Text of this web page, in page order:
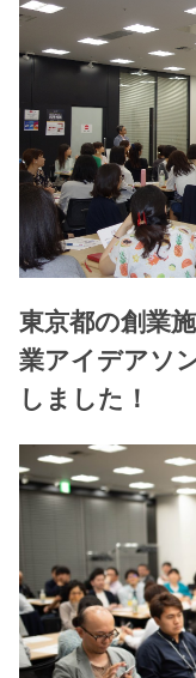
東京都の創業
業アイデアソ
しました！